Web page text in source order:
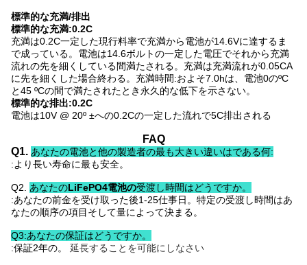
標準的な充満/排出
標準的な充満:0.2C
充満は0.2C一定した現行料率で充満から電池が14.6Vに達するま
で成っている。電池は14.6ボルトの一定した電圧でそれから充満
流れの先を細くしている間満たされる。充満は充満流れが0.05CA
に先を細くした場合終わる。充満時間:およそ7.0hは、電池0のºC
と45 ºCの間で満たされたとき永久的な低下を示さない。
標準的な排出:0.2C
電池は10V @ 20º ±への0.2Cの一定した流れで5C排出される
FAQ
Q1. あなたの電池と他の製造者の最も大きい違いはである何:
:より長い寿命に最も安全。
Q2. あなたのLiFePO4電池の受渡し時間はどうですか。
:あなたの前金を受け取った後1-25仕事日。特定の受渡し時間はあ
なたの順序の項目そして量によって決まる。
Q3:あなたの保証はどうですか。
:保証2年の。 延長することを可能にしなさい